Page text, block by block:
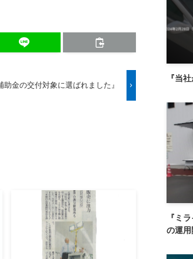
助金の交付対象に選ばれました』
『当
『ミ
の運用